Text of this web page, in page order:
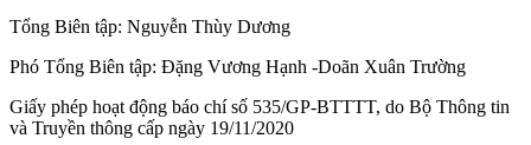
Tổng Biên tập: Nguyễn Thùy Dương
Phó Tổng Biên tập: Đặng Vương Hạnh -Doãn Xuân Trường
Giấy phép hoạt động báo chí số 535/GP-BTTTT, do Bộ Thông tin
và Truyền thông cấp ngày 19/11/2020